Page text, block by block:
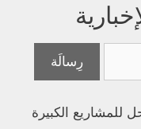
الكبيرة